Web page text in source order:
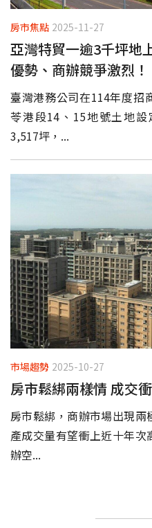
房市焦點 2025-11-27
亞灣特貿一逾3千坪地
優勢、商辦競爭激烈！
臺灣港務公司在114年度招
苓港段14、15地號土地
3,517坪，...
市場趨勢 2025-10-27
房市鬆綁兩樣情 成交
房市鬆綁，商辦市場出現
產成交量有望衝上近十年
辦空...